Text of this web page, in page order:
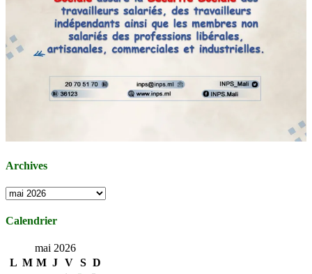
Archives
Archives
Calendrier
mai 2026
L M M J V S D